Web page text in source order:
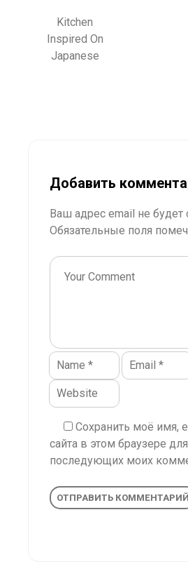
Kitchen
Inspired On
Japanese
Добавить
Ваш адрес email не будет
Обязательные поля
Сохранить моё имя,
сайта в этом браузере для
последующих моих